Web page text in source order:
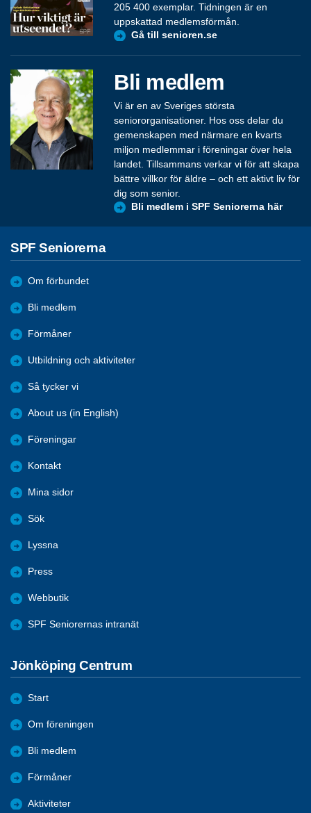
205 400 exemplar. Tidningen är en
uppskattad medlemsförmån.
Gå till senioren.se
Bli medlem
Vi är en av Sveriges största
seniororganisationer. Hos oss delar du
gemenskapen med närmare en kvarts
miljon medlemmar i föreningar över hela
landet. Tillsammans verkar vi för att skapa
bättre villkor för äldre – och ett aktivt liv för
dig som senior.
Bli medlem i SPF Seniorerna här
SPF Seniorerna
Om förbundet
Bli medlem
Förmåner
Utbildning och aktiviteter
Så tycker vi
About us (in English)
Föreningar
Kontakt
Mina sidor
Sök
Lyssna
Press
Webbutik
SPF Seniorernas intranät
Jönköping Centrum
Start
Om föreningen
Bli medlem
Förmåner
Aktiviteter